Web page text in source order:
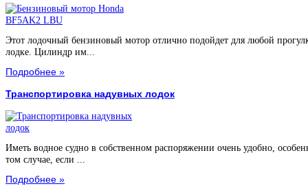
Этот лодочный бензиновый мотор отлично подойдет для любой
лодке. Цилиндр им...
Подробнее »
Транспортировка надувных лодок
Иметь водное судно в собственном распоряжении очень удобно,
том случае, если ...
Подробнее »